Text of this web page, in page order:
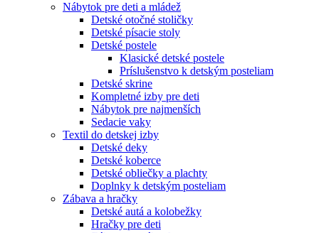
Nábytok pre deti a mládež
Detské otočné stoličky
Detské písacie stoly
Detské postele
Klasické detské postele
Príslušenstvo k detským posteliam
Detské skrine
Kompletné izby pre deti
Nábytok pre najmenších
Sedacie vaky
Textil do detskej izby
Detské deky
Detské koberce
Detské obliečky a plachty
Doplnky k detským posteliam
Zábava a hračky
Detské autá a kolobežky
Hračky pre deti